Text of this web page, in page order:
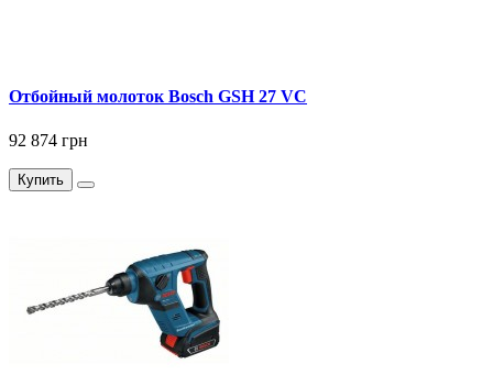
Отбойный молоток Bosch GSH 27 VC
92 874 грн
Купить